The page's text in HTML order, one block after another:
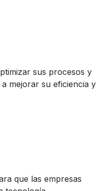
sus procesos y
mejorar su eficiencia y
que las empresas